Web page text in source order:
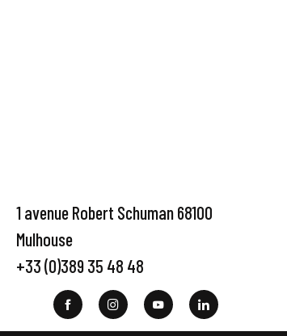
1 avenue Robert Schuman 68100
Mulhouse
+33 (0)389 35 48 48